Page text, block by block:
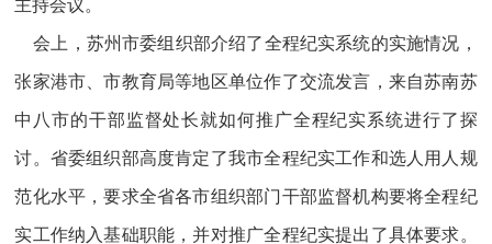
主持会议。
会上，苏州市委组织部介绍了全程纪实系统的实施情况，
张家港市、市教育局等地区单位作了交流发言，来自苏南苏
中八市的干部监督处长就如何推广全程纪实系统进行了探
讨。省委组织部高度肯定了我市全程纪实工作和选人用人规
范化水平，要求全省各市组织部门干部监督机构要将全程纪
实工作纳入基础职能，并对推广全程纪实提出了具体要求。